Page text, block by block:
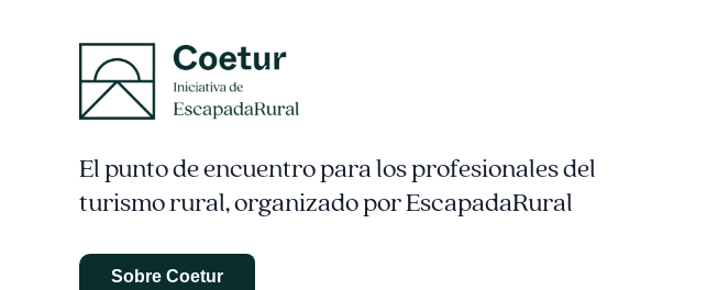
El punto de encuentro para los profesionales del
turismo rural, organizado por EscapadaRural
Sobre Coetur